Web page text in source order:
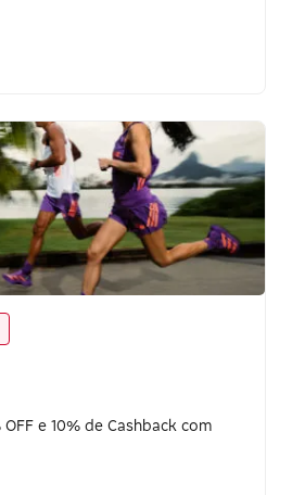
e 10% de Cashback com